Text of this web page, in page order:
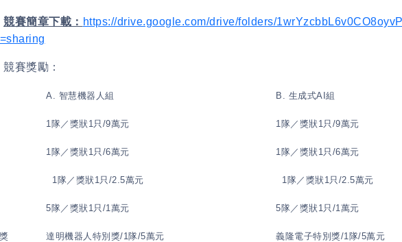
競賽簡章下載： https://drive.google.com/drive/folders/
競賽獎勵：
A. 智慧機器人組 B. 生成式AI 組
1隊／獎狀1只 /9萬元 1隊／獎狀1只 /9萬元
1隊／獎狀1只 /6萬元 1隊／獎狀1只 /6萬元
1隊／獎狀1只 /2.5萬元 1隊／獎狀1只 /2.5萬元
5隊／獎狀1只 /1萬元 5隊／獎狀1只 /1萬元
達明機器人特別獎/1隊/5萬元 義隆電子特別獎/1隊/5萬元